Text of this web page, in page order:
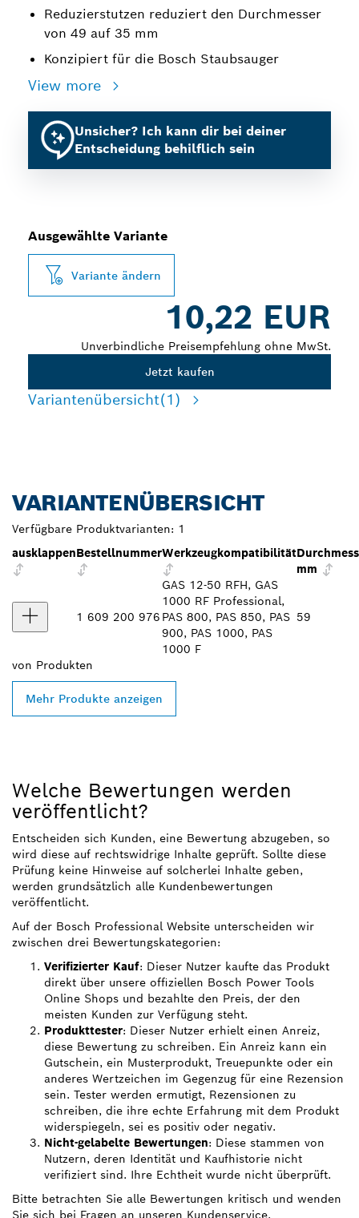
Reduzierstutzen reduziert den Durchmesser
von 49 auf 35 mm
Konzipiert für die Bosch Staubsauger
View more
Unsicher? Ich kann dir bei deiner
Entscheidung behilflich sein
Ausgewählte Variante
Variante ändern
10,22 EUR
Unverbindliche Preisempfehlung ohne MwSt.
Jetzt kaufen
Variantenübersicht(1)
VARIANTENÜBERSICHT
Verfügbare Produktvarianten: 1
ausklappenBestellnummerWerkzeugkompatibilität
mm
1 609 200 976
GAS 12-50 RFH, GAS
1000 RF Professional,
PAS 800, PAS 850, PAS
900, PAS 1000, PAS
1000 F
59
von Produkten
Mehr Produkte anzeigen
Welche Bewertungen werden
veröffentlicht?
Entscheiden sich Kunden, eine Bewertung abzugeben, so
wird diese auf rechtswidrige Inhalte geprüft. Sollte diese
Prüfung keine Hinweise auf solcherlei Inhalte geben,
werden grundsätzlich alle Kundenbewertungen
veröffentlicht.
Auf der Bosch Professional Website unterscheiden wir
zwischen drei Bewertungskategorien:
Verifizierter Kauf: Dieser Nutzer kaufte das Produkt
direkt über unsere offiziellen Bosch Power Tools
Online Shops und bezahlte den Preis, der den
meisten Kunden zur Verfügung steht.
Produkttester: Dieser Nutzer erhielt einen Anreiz,
diese Bewertung zu schreiben. Ein Anreiz kann ein
Gutschein, ein Musterprodukt, Treuepunkte oder ein
anderes Wertzeichen im Gegenzug für eine Rezension
sein. Tester werden ermutigt, Rezensionen zu
schreiben, die ihre echte Erfahrung mit dem Produkt
widerspiegeln, sei es positiv oder negativ.
Nicht-gelabelte Bewertungen: Diese stammen von
Nutzern, deren Identität und Kaufhistorie nicht
verifiziert sind. Ihre Echtheit wurde nicht überprüft.
Bitte betrachten Sie alle Bewertungen kritisch und wenden
Sie sich bei Fragen an unseren Kundenservice.